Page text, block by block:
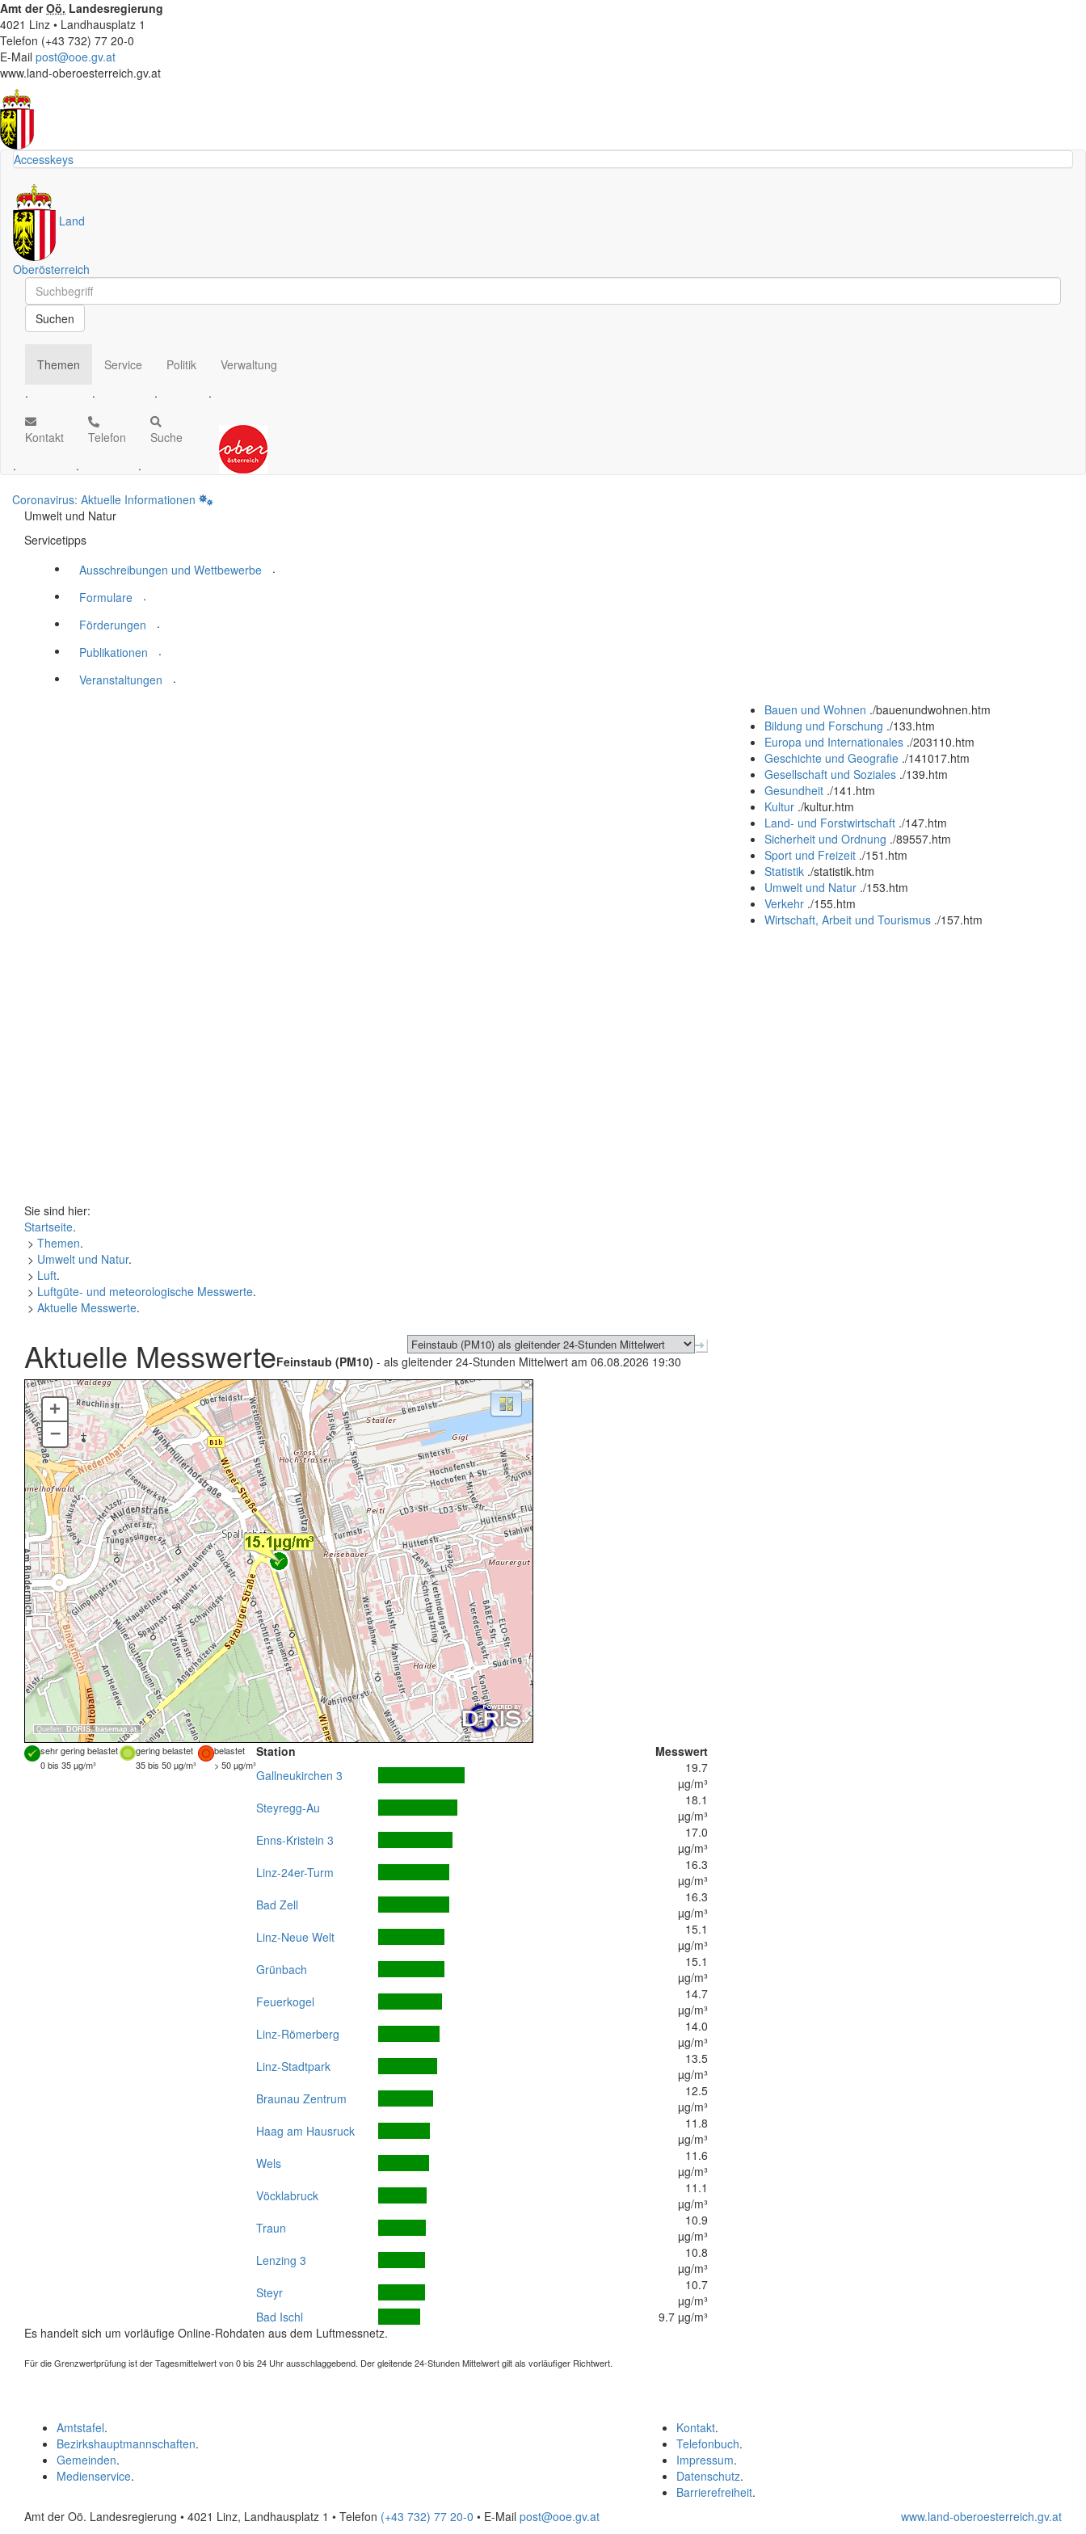
Amt derOö. Landesregierung
4021 Linz • Landhausplatz 1
Telefon (+43 732) 77 20-0
E-Mail post@ooe.gv.at
www.land-oberoesterreich.gv.at
Accesskeys
Land
Oberösterreich
Schnellsuche
Schnellsuche
Suchen
Themen
.
Service
.
Politik
.
Verwaltung
.
Kontakt
.
Telefon
.
Suche
.
Coronavirus: Aktuelle Informationen
Umwelt und Natur
Servicetipps
Ausschreibungen und Wettbewerbe
.
Formulare
.
Förderungen
.
Publikationen
.
Veranstaltungen
.
Bauen und Wohnen ./bauenundwohnen.htm
Bildung und Forschung ./133.htm
Europa und Internationales ./203110.htm
Geschichte und Geografie ./141017.htm
Gesellschaft und Soziales ./139.htm
Gesundheit ./141.htm
Kultur ./kultur.htm
Land- und Forstwirtschaft ./147.htm
Sicherheit und Ordnung ./89557.htm
Sport und Freizeit ./151.htm
Statistik ./statistik.htm
Umwelt und Natur ./153.htm
Verkehr ./155.htm
Wirtschaft, Arbeit und Tourismus ./157.htm
Sie sind hier:
Startseite.
> Themen.
> Umwelt und Natur.
> Luft.
> Luftgüte- und meteorologische Messwerte.
> Aktuelle Messwerte.
Aktuelle MesswerteFeinstaub (PM10) - als gleitender 24-Stunden Mittelwert am 06.08.2026 19:30
Quellen: DORIS, basemap.at
+
–
sehr gering belastet gering belastet
belastet
0 bis 35 µg/m³
35 bis 50 µg/m³ > 50 µg/m³
Station
Messwert
Gallneukirchen 3
19.7
µg/m³
Steyregg-Au
18.1
µg/m³
Enns-Kristein 3
17.0
µg/m³
Linz-24er-Turm
16.3
µg/m³
Bad Zell
16.3
µg/m³
Linz-Neue Welt
15.1
µg/m³
Grünbach
15.1
µg/m³
Feuerkogel
14.7
µg/m³
Linz-Römerberg
14.0
µg/m³
Linz-Stadtpark
13.5
µg/m³
Braunau Zentrum
12.5
µg/m³
Haag am Hausruck
11.8
µg/m³
Wels
11.6
µg/m³
Vöcklabruck
11.1
µg/m³
Traun
10.9
µg/m³
Lenzing 3
10.8
µg/m³
Steyr
10.7
µg/m³
Bad Ischl
9.7 µg/m³
Es handelt sich um vorläufige Online-Rohdaten aus dem Luftmessnetz.
Für die Grenzwertprüfung ist der Tagesmittelwert von 0 bis 24 Uhr ausschlaggebend. Der gleitende 24-Stunden Mittelwert gilt als vorläufiger Richtwert.
Kontakt.
Telefonbuch.
Impressum.
Datenschutz.
Barrierefreiheit.
Amtstafel.
Bezirkshauptmannschaften.
Gemeinden.
Medienservice.
Amt der Oö. Landesregierung • 4021 Linz, Landhausplatz 1 • Telefon (+43 732) 77 20-0 • E-Mail post@ooe.gv.at www.land-oberoesterreich.gv.at